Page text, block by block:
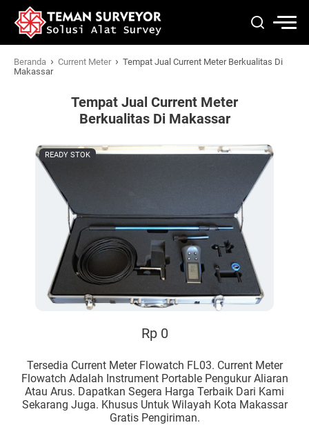
Beranda › Current Meter › Tempat Jual Current Meter Berkualitas Di
Makassar
Tempat Jual Current Meter
Berkualitas Di Makassar
READY STOK
Rp 0
Tersedia Current Meter Flowatch FL03. Current Meter
Flowatch Adalah Instrument Portable Pengukur Aliaran
Atau Arus. Dapatkan Segera Harga Terbaik Dari Kami
Sekarang Juga. Khusus Untuk Wilayah Kota Makassar
Gratis Pengiriman.